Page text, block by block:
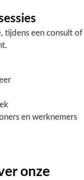
tijdens een consult of
en werknemers
onze